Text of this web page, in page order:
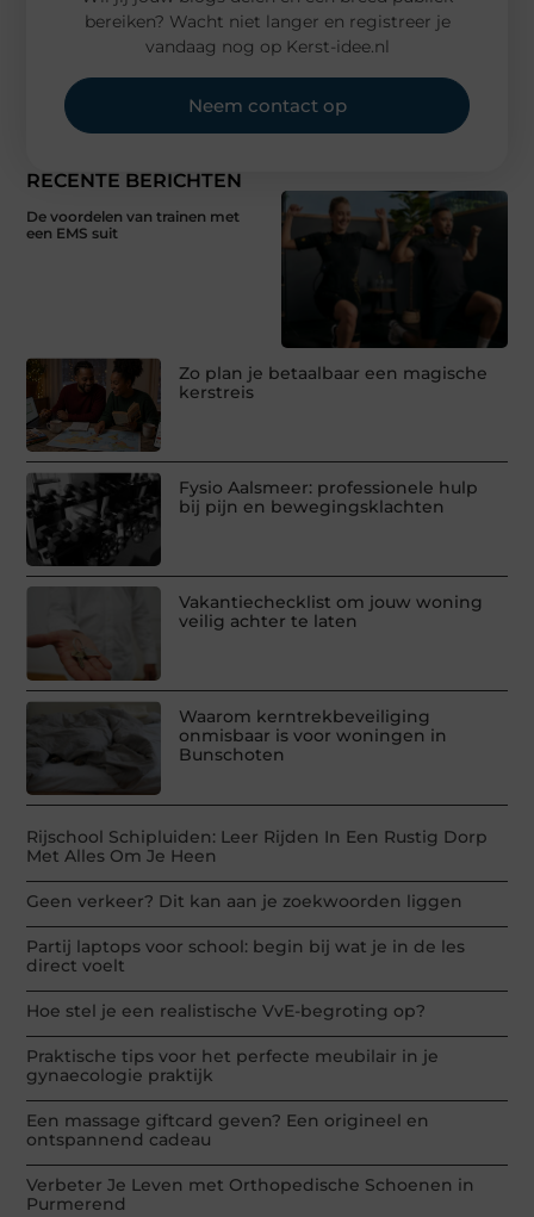
RECENTE BERICHTEN
De voordelen van trainen met
een EMS suit
Zo plan je betaalbaar een magische
kerstreis
Fysio Aalsmeer: professionele hulp
bij pijn en bewegingsklachten
Vakantiechecklist om jouw woning
veilig achter te laten
Waarom kerntrekbeveiliging
onmisbaar is voor woningen in
Bunschoten
Rijschool Schipluiden: Leer Rijden In Een Rustig Dorp
Met Alles Om Je Heen
Geen verkeer? Dit kan aan je zoekwoorden liggen
Partij laptops voor school: begin bij wat je in de les
direct voelt
Hoe stel je een realistische VvE-begroting op?
Praktische tips voor het perfecte meubilair in je
gynaecologie praktijk
Een massage giftcard geven? Een origineel en
ontspannend cadeau
Verbeter Je Leven met Orthopedische Schoenen in
Purmerend
bereiken? Wacht niet langer en registreer je
vandaag nog op Kerst-idee.nl
Neem contact op